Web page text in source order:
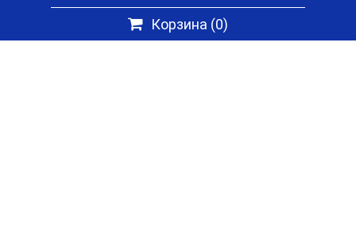
Корзина (0)